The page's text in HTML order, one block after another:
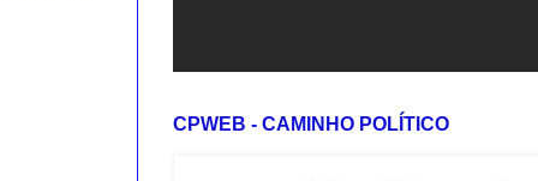
CPWEB - CAMINHO POLÍTICO